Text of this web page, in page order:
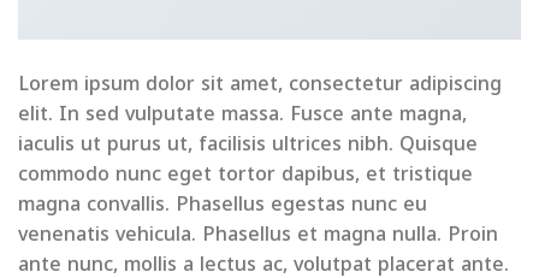
Lorem ipsum dolor sit amet, consectetur adipiscing
elit. In sed vulputate massa. Fusce ante magna,
iaculis ut purus ut, facilisis ultrices nibh. Quisque
commodo nunc eget tortor dapibus, et tristique
magna convallis. Phasellus egestas nunc eu
venenatis vehicula. Phasellus et magna nulla. Proin
ante nunc, mollis a lectus ac, volutpat placerat ante.